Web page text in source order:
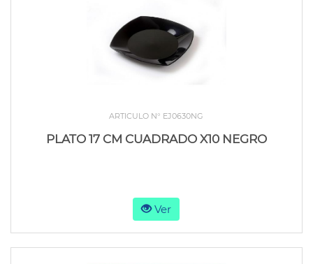
ARTICULO N° EJ0630NG
PLATO 17 CM CUADRADO X10 NEGRO
Ver